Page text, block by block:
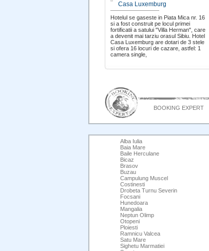
Casa Luxemburg
Hotelul se gaseste in Piata Mica nr. 16
si a fost construit pe locul primei
fortificatii a satului "Villa Herman", care
a devenit mai tarziu orasul Sibiu. Hotel
Casa Luxemburg are dotari de 3 stele
si ofera 16 locuri de cazare, astfel: 1
camera single,
BOOKING EXPERT
Alba Iulia
Baia Mare
Baile Herculane
Bicaz
Brasov
Buzau
Campulung Muscel
Costinesti
Drobeta Turnu Severin
Focsani
Hunedoara
Mangalia
Neptun Olimp
Otopeni
Ploiesti
Ramnicu Valcea
Satu Mare
Sighetu Marmatiei